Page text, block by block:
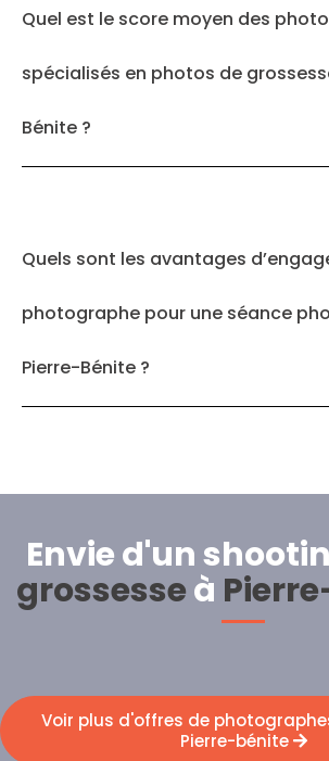
Quel est le score moyen des
spécialisés en photos de
Bénite ?
Quels sont les avantages
photographe pour une séance
Pierre-Bénite ?
Envie d'un
grossesseà
Voir plus d'offres de
Pierre-bénite